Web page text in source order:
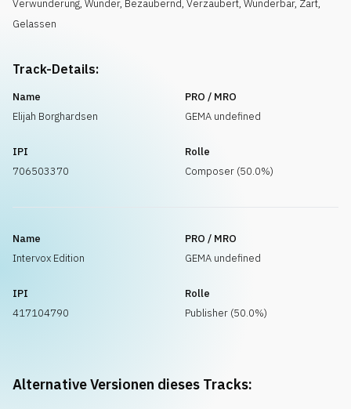
Verwunderung, Wunder, Bezaubernd, Verzaubert, Wunderbar, Zart,
Gelassen
Track-Details:
Name
Elijah Borghardsen
PRO / MRO
GEMA undefined
IPI
706503370
Rolle
Composer (50.0%)
Name
Intervox Edition
PRO / MRO
GEMA undefined
IPI
417104790
Rolle
Publisher (50.0%)
Alternative Versionen dieses Tracks: